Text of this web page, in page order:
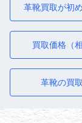
革靴買取が初
買取価格（
革靴の買